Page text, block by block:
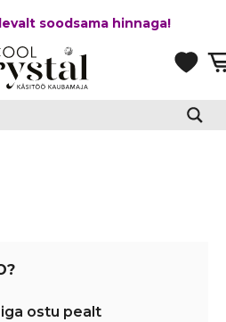
soodsama hinnaga!
ostu pealt